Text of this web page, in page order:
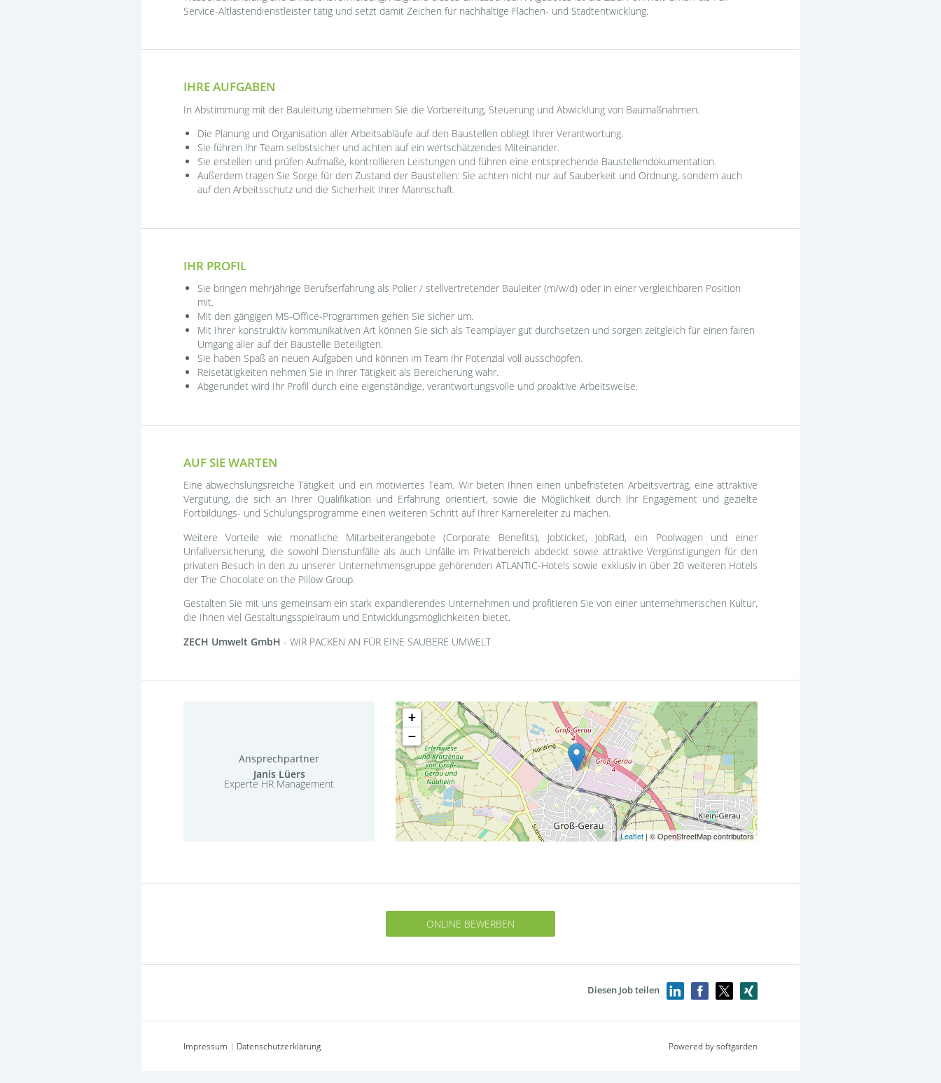
Service-Altlastendienstleister tätig und setzt damit Zeichen für nachhaltige Flächen- und Stadtentwicklung.
IHRE AUFGABEN
In Abstimmung mit der Bauleitung übernehmen Sie die Vorbereitung, Steuerung und Abwicklung von Baumaßnahmen.
Die Planung und Organisation aller Arbeitsabläufe auf den Baustellen obliegt Ihrer Verantwortung.
Sie führen Ihr Team selbstsicher und achten auf ein wertschätzendes Miteinander.
Sie erstellen und prüfen Aufmaße, kontrollieren Leistungen und führen eine entsprechende Baustellendokumentation.
Außerdem tragen Sie Sorge für den Zustand der Baustellen: Sie achten nicht nur auf Sauberkeit und Ordnung, sondern auch
auf den Arbeitsschutz und die Sicherheit Ihrer Mannschaft.
IHR PROFIL
Sie bringen mehrjährige Berufserfahrung als Polier / stellvertretender Bauleiter (m/w/d) oder in einer vergleichbaren Position
mit.
Mit den gängigen MS-Office-Programmen gehen Sie sicher um.
Mit Ihrer konstruktiv kommunikativen Art können Sie sich als Teamplayer gut durchsetzen und sorgen zeitgleich für einen fairen
Umgang aller auf der Baustelle Beteiligten.
Sie haben Spaß an neuen Aufgaben und können im Team Ihr Potenzial voll ausschöpfen.
Reisetätigkeiten nehmen Sie in Ihrer Tätigkeit als Bereicherung wahr.
Abgerundet wird Ihr Profil durch eine eigenständige, verantwortungsvolle und proaktive Arbeitsweise.
AUF SIE WARTEN
Eine abwechslungsreiche Tätigkeit und ein motiviertes Team. Wir bieten Ihnen einen unbefristeten Arbeitsvertrag, eine attraktive
Vergütung, die sich an Ihrer Qualifikation und Erfahrung orientiert, sowie die Möglichkeit durch Ihr Engagement und gezielte
Fortbildungs- und Schulungsprogramme einen weiteren Schritt auf Ihrer Karriereleiter zu machen.
Weitere Vorteile wie monatliche Mitarbeiterangebote (Corporate Benefits), Jobticket, JobRad, ein Poolwagen und einer
Unfallversicherung, die sowohl Dienstunfälle als auch Unfälle im Privatbereich abdeckt sowie attraktive Vergünstigungen für den
privaten Besuch in den zu unserer Unternehmensgruppe gehörenden ATLANTIC-Hotels sowie exklusiv in über 20 weiteren Hotels
der The Chocolate on the Pillow Group.
Gestalten Sie mit uns gemeinsam ein stark expandierendes Unternehmen und profitieren Sie von einer unternehmerischen Kultur,
die Ihnen viel Gestaltungsspielraum und Entwicklungsmöglichkeiten bietet.
ZECH Umwelt GmbH - WIR PACKEN AN FÜR EINE SAUBERE UMWELT
Ansprechpartner
Janis Lüers
Experte HR Management
+
−
Leaflet| © OpenStreetMap contributors
ONLINE BEWERBEN
Diesen Job teilen
Impressum | Datenschutzerklärung Powered by softgarden